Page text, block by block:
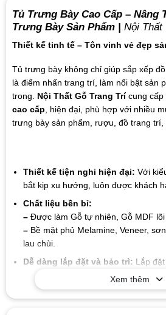
Tủ Trưng Bày Cao Cấp – Nâng
Trưng Bày Sản Phẩm | Nội Thất
Thiết kế tinh tế – Tôn vinh vẻ đẹp
Tủ trưng bày không chỉ giúp sắp xếp
là điểm nhấn trang trí, làm nổi bật sản
trong. Nội Thất Gỗ Trang Trícung cấp
cao cấp , hiện đại, phù hợp với nhiều
trưng bày sản phẩm, rượu, đồ trang trí,
Thiết kế tiện nghi hiện đại: Với
bắt kịp xu hướng, luôn được khách
Chất liệu bền bỉ:
–Được làm Gỗ tự nhiên, Gỗ MDF lõi
–Bề mặt phủ Melamine, Veneer,
lau chùi.
Dễ dàng lắp đặt và bảo trì: Lắp
Chất liệu và thiết kế
cao, giúp bạn tiết kiệm chi phí trong
Xem thêm